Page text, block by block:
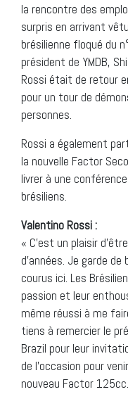
la rencontre des
surpris en arrivant
brésilienne floqué du
président de YMDB,
Rossi était de retour
pour un tour de
personnes.
Rossi a également
la nouvelle Factor
livrer à une
brésiliens.
Valentino Rossi :
« C’est un plaisir
d’années. Je garde de
courus ici. Les
passion et leur
même réussi à me
tiens à remercier le
Brazil pour leur
de l’occasion pour
nouveau Factor